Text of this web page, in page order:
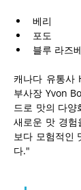
베리
포도
블루 라즈
캐나다 유통사
부사장 Yvon
드로 맛의 다양
새로운 맛 경험
보다 모험적인
다."